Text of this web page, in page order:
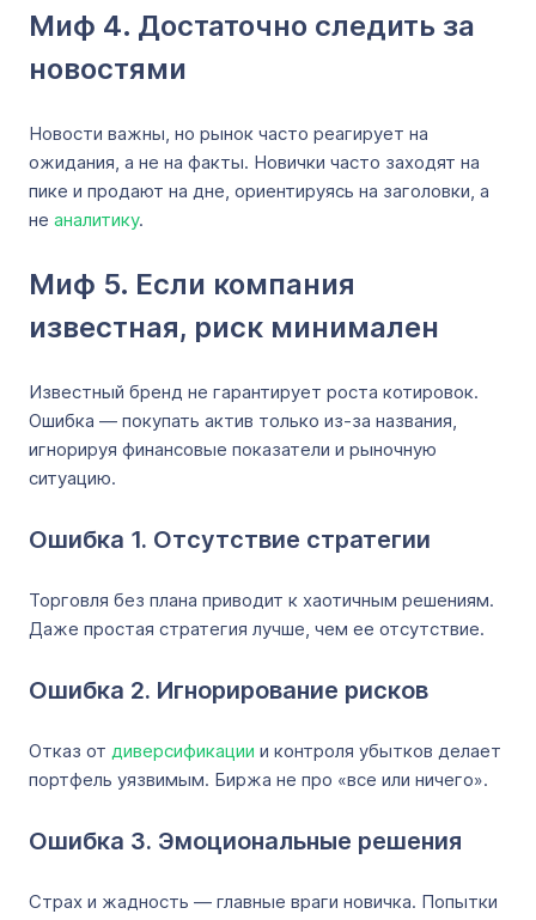
Миф 4. Достаточно следить за
новостями
Новости важны, но рынок часто реагирует на
ожидания, а не на факты. Новички часто заходят на
пике и продают на дне, ориентируясь на заголовки, а
не аналитику.
Миф 5. Если компания
известная, риск минимален
Известный бренд не гарантирует роста котировок.
Ошибка — покупать актив только из-за названия,
игнорируя финансовые показатели и рыночную
ситуацию.
Ошибка 1. Отсутствие стратегии
Торговля без плана приводит к хаотичным решениям.
Даже простая стратегия лучше, чем ее отсутствие.
Ошибка 2. Игнорирование рисков
Отказ от диверсификации и контроля убытков делает
портфель уязвимым. Биржа не про «все или ничего».
Ошибка 3. Эмоциональные решения
Страх и жадность — главные враги новичка. Попытки